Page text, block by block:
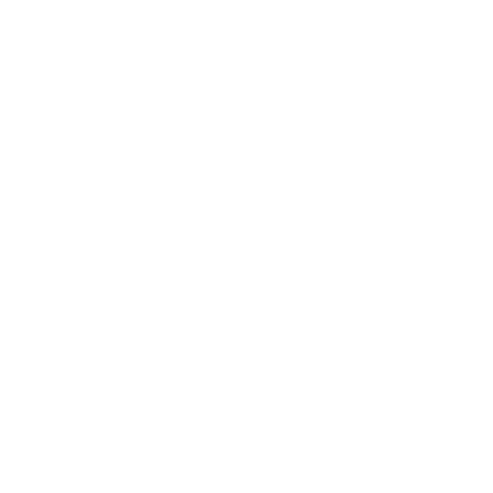
может быть указан в дополнительной информации
и снимать украшение. Длина цепочки может
благодаря дополнительным звеньям, что делает
— оно будет идеально смотреться на любую
колье Odisea можно в интернет-магазине
о сроках доставки